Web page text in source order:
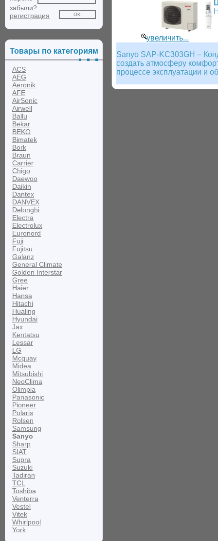
забыли?
регистрация
Товары по категориям
ACS
AEG
Aeronik
AFE
AirSonic
Airwell
Ballu
Bekar
BEKO
Bimatek
Bork
Braun
Carrier
Chigo
Daewoo
Daikin
Dantex
DANVEX
Delonghi
Electra
Electrolux
Euronord
Fuji
Fujitsu
Galanz
General Climate
Golden Interstar
Gree
Haier
Hansa
Hitachi
Hualing
Hyundai
Jax
Kentatsu
Lessar
LG
Mcquay
Midea
Mitsubishi
NeoClima
Olimpia
Panasonic
Pioneer
Polaris
Rolsen
Samsung
Sanyo
Sharp
SIAT
Supra
Suzuki
Tadiran
TCL
Toshiba
Venterra
Vestel
Vitek
Whirlpool
York
увеличить...
Sanyo SAP-KC303GH –
создать атмосферу
процессе эксплуатации и